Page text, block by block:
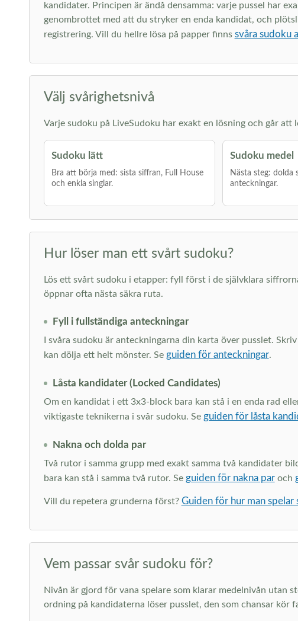
kandidater. Principen är ändå densamma: varje pussel har
genombrottet med att du stryker en enda kandidat, och
registrering. Vill du hellre lösa på papper finns svåra sudoku
Välj svårighetsnivå
Varje sudoku på LiveSudoku har exakt en lösning och går att
Sudoku lätt
Bra att börja med: sista siffran, Full House
och enkla singlar.
Sudoku medel
Nästa steg: dolda
anteckningar.
Hur löser man ett svårt sudoku?
Lös ett svårt sudoku i etapper: fyll först i de självklara
öppnar ofta nästa säkra ruta.
Fyll i fullständiga anteckningar
I svåra sudoku är anteckningarna din karta över pusslet.
kan dölja ett helt mönster. Se guiden för anteckningar.
Låsta kandidater (Locked Candidates)
Om en kandidat i ett 3x3-block bara kan stå i en enda rad
viktigaste teknikerna i svår sudoku. Se guiden för låsta
Nakna och dolda par
Två rutor i samma grupp med exakt samma två kandidater
bara kan stå i samma två rutor. Se guiden för nakna paroch
Vill du repetera grunderna först? Guiden för hur man spelar
Vem passar svår sudoku för?
Nivån är gjord för vana spelare som klarar medelnivån utan
ordning på kandidaterna löser pusslet, den som chansar kör